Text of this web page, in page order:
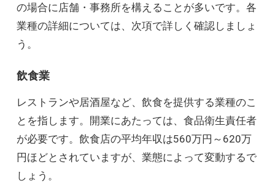
の場合に店舗・事務所を構えることが多いです。各
業種の詳細については、次項で詳しく確認しましょ
う。
飲食業
レストランや居酒屋など、飲食を提供する業種のこ
とを指します。開業にあたっては、食品衛生責任者
が必要です。飲食店の平均年収は560万円～620万
円ほどとされていますが、業態によって変動するで
しょう。